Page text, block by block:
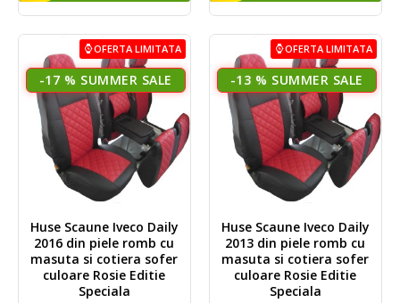
OFERTA LIMITATA
-17 %
Huse Scaune Iveco Daily
2016 din piele romb cu
masuta si cotiera sofer
culoare Rosie Editie
Speciala
OFERTA LIMITATA
-13 %
Huse Scaune Iveco Daily
2013 din piele romb cu
masuta si cotiera sofer
culoare Rosie Editie
Speciala